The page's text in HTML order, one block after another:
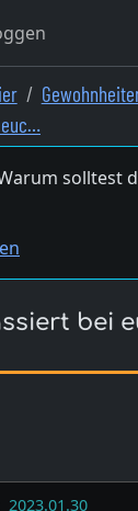
euc…
solltest
bei
2023.01.30